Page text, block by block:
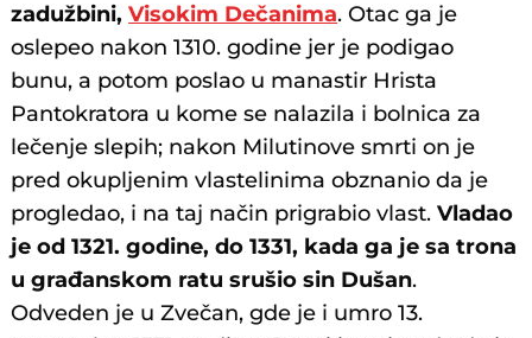
zadužbini,Visokim Dečanima. Otac ga je
oslepeo nakon 1310. godine jer je podigao
bunu, a potom poslao u manastir Hrista
Pantokratora u kome se nalazila i bolnica za
lečenje slepih; nakon Milutinove smrti on je
pred okupljenim vlastelinima obznanio da je
progledao, i na taj način prigrabio vlast.Vladao
je od 1321. godine, do 1331, kada ga je sa trona
u građanskom ratu srušio sin Dušan.
Odveden je u Zvečan, gde je i umro 13.